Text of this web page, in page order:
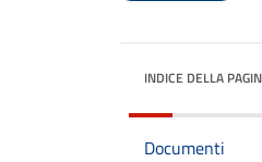
INDICE DELLA
Documenti